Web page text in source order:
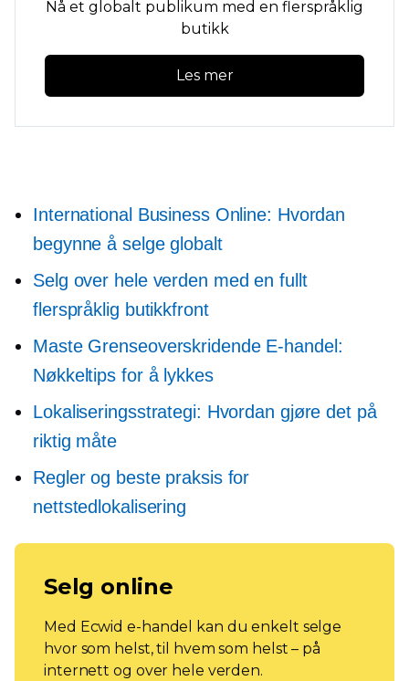
Nå et globalt publikum med en flerspråklig
butikk
Les mer
International Business Online: Hvordan
begynne å selge globalt
Selg over hele verden med en fullt
flerspråklig butikkfront
Maste GrenseoverskridendeE-handel:
Nøkkeltips for å lykkes
Lokaliseringsstrategi: Hvordan gjøre det på
riktig måte
Regler og beste praksis for
nettstedlokalisering
Selg online
Med Ecwid e-handel kan du enkelt selge
hvor som helst, til hvem som helst – på
internett og over hele verden.